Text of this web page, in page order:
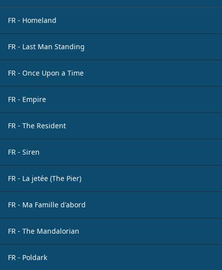
FR - Homeland
FR - Last Man Standing
FR - Once Upon a Time
FR - Empire
FR - The Resident
FR - Siren
FR - La jetée (The Pier)
FR - Ma Famille d'abord
FR - The Mandalorian
FR - Poldark